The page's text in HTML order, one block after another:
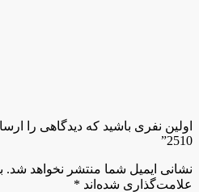
اولین نفری باشید که دیدگاهی را
2510”
نشانی ایمیل شما منتشر نخواهد شد.
علامت‌گذاری شده‌اند *